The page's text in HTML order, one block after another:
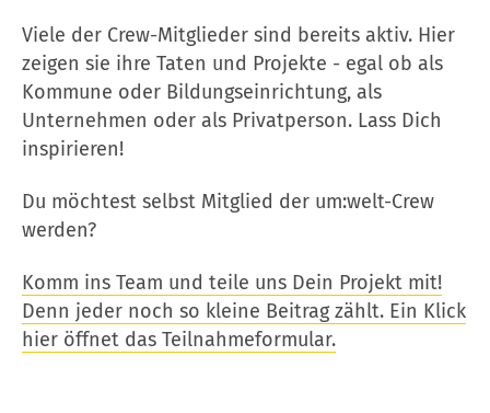
Viele der Crew-Mitglieder sind bereits aktiv. Hier
zeigen sie ihre Taten und Projekte - egal ob als
Kommune oder Bildungseinrichtung, als
Unternehmen oder als Privatperson. Lass Dich
inspirieren!
Du möchtest selbst Mitglied der um:welt-Crew
werden?
Komm ins Team und teile uns Dein Projekt mit!
Denn jeder noch so kleine Beitrag zählt. Ein Klick
hier öffnet das Teilnahmeformular.